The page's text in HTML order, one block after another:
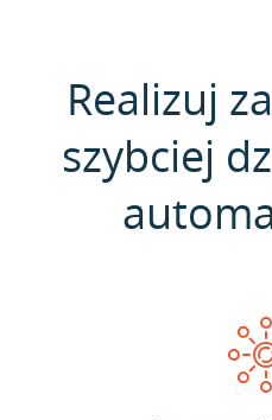
Realizuj
szybciej